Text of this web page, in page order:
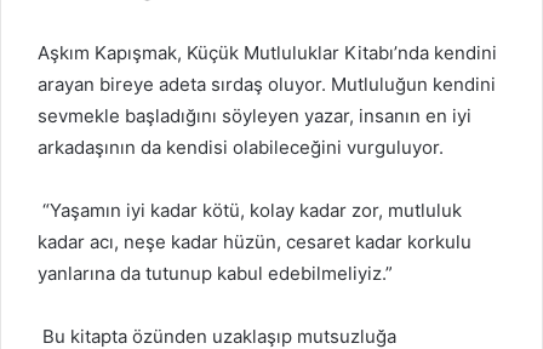
Aşkım Kapışmak, Küçük Mutluluklar Kitabı’nda kendini
arayan bireye adeta sırdaş oluyor. Mutluluğun kendini
sevmekle başladığını söyleyen yazar, insanın en iyi
arkadaşının da kendisi olabileceğini vurguluyor.
“Yaşamın iyi kadar kötü, kolay kadar zor, mutluluk
kadar acı, neşe kadar hüzün, cesaret kadar korkulu
yanlarına da tutunup kabul edebilmeliyiz.”
Bu kitapta özünden uzaklaşıp mutsuzluğa